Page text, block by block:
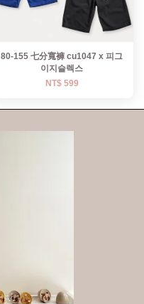
80-155 七分寬褲 cu1047 x 피그
이지슬렉스
NT$ 599